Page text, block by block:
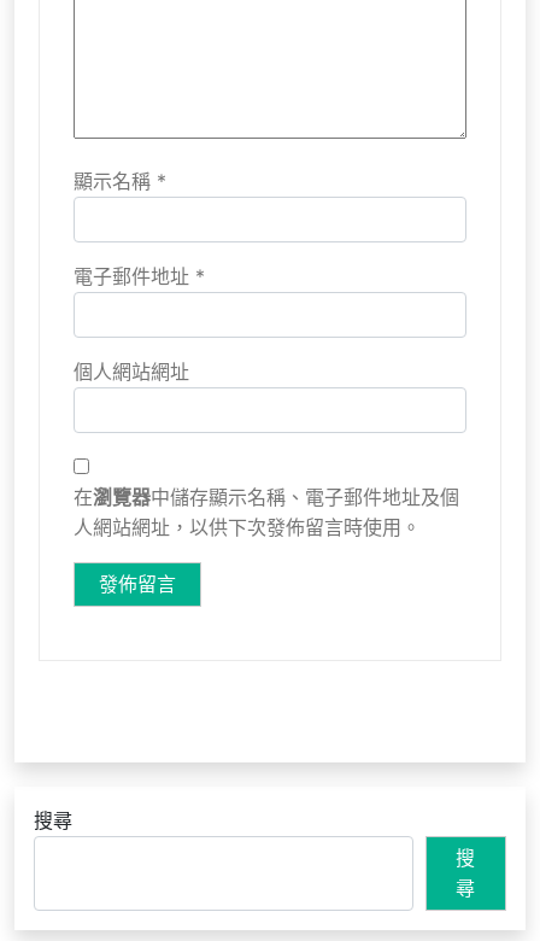
顯示名稱 *
電子郵件地址 *
個人網站網址
在瀏覽器中儲存顯示名稱、電子郵件地址及個
人網站網址，以供下次發佈留言時使用。
搜尋
搜
尋